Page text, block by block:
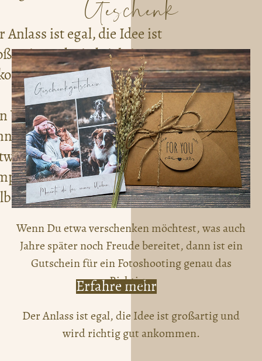
Anlass ist egal, die Idee ist
und wird richtig gut
Wert des Gutscheins
Du selber festlegen.
verschenkst Du ein
Shooting oder einen
Erfahre mehr
Wenn Du etwa verschenken möchtest, was auch
Jahre später noch Freude bereitet, dann ist ein
Gutschein für ein Fotoshooting genau das
Richtige.
Der Anlass ist egal, die Idee ist großartig und
wird richtig gut ankommen.